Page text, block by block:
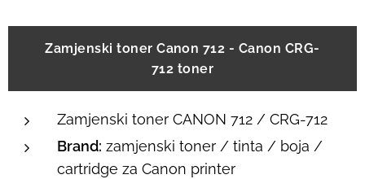
Zamjenski toner Canon 712 - Canon CRG-
712 toner
Zamjenski toner CANON 712 / CRG-712
Brand: zamjenski toner / tinta / boja /
cartridge za Canon printer